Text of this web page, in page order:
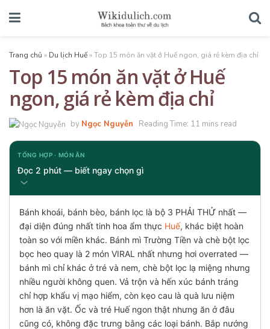
Trang chủ » Du lịch Huế »Top 15 món ăn vặt ở Huế ngon, giá rẻ kèm địa chỉ
Top 15 món ăn vặt ở Huế
ngon, giá rẻ kèm địa chỉ
by Ngọc Nguyễn Reading Time: 11 mins read
TỔNG HỢP · MÓN ĂN
Đọc 2 phút — biết ngay chọn gì
Bánh khoái, bánh bèo, bánh lọc là bộ 3 PHẢI THỬ nhất —
đại diện đúng nhất tinh hoa ẩm thực Huế, khác biệt hoàn
toàn so với miền khác. Bánh mì Trường Tiền và chè bột lọc
bọc heo quay là 2 món VIRAL nhất nhưng hơi overrated —
bánh mì chỉ khác ở tré và nem, chè bột lọc lạ miệng nhưng
nhiều người không quen. Vả trộn và hến xúc bánh tráng
chỉ hợp khẩu vị mạo hiểm, còn kẹo cau là quà lưu niệm
hơn là ăn vặt. Ốc và tré Huế ngon thật nhưng ăn ở đâu
cũng có, không đặc trưng bằng các loại bánh. Bắp nướng